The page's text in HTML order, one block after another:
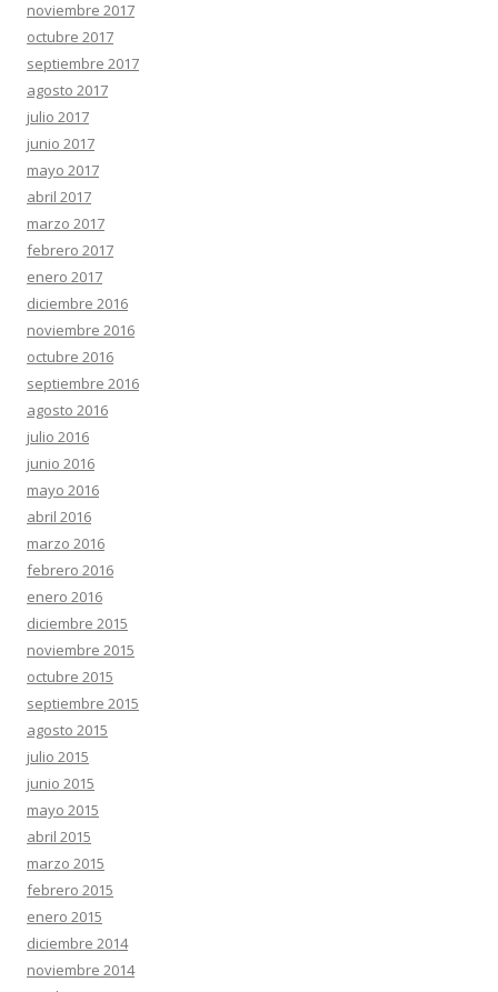
noviembre 2017
octubre 2017
septiembre 2017
agosto 2017
julio 2017
junio 2017
mayo 2017
abril 2017
marzo 2017
febrero 2017
enero 2017
diciembre 2016
noviembre 2016
octubre 2016
septiembre 2016
agosto 2016
julio 2016
junio 2016
mayo 2016
abril 2016
marzo 2016
febrero 2016
enero 2016
diciembre 2015
noviembre 2015
octubre 2015
septiembre 2015
agosto 2015
julio 2015
junio 2015
mayo 2015
abril 2015
marzo 2015
febrero 2015
enero 2015
diciembre 2014
noviembre 2014